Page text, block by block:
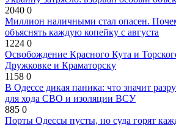
2040 0
Миллион наличными стал опасен.
объяснять каждую копейку с августа
1224 0
Освобождение Красного Кута и
Дружковке и Краматорску
1158 0
В Одессе дикая паника: что значит
для хода СВО и изоляции ВСУ
885 0
Порты Одессы пусты, но суда горят